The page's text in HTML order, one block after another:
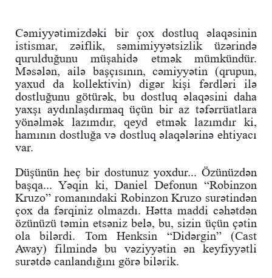
Cəmiyyətimizdəki bir çox dostluq əlaqəsinin
istismar, zəiflik, səmimiyyətsizlik üzərində
qurulduğunu müşahidə etmək mümkündür.
Məsələn, ailə başçısının, cəmiyyətin (qrupun,
yaxud da kollektivin) digər kişi fərdləri ilə
dostluğunu götürək, bu dostluq əlaqəsini daha
yaxşı aydınlaşdırmaq üçün bir az təfərrüatlara
yönəlmək lazımdır, qeyd etmək lazımdır ki,
hamının dostluğa və dostluq əlaqələrinə ehtiyacı
var.
Düşünün heç bir dostunuz yoxdur... Özünüzdən
başqa... Yəqin ki, Daniel Defonun “Robinzon
Kruzo” romanındaki Robinzon Kruzo surətindən
çox da fərqiniz olmazdı. Hətta maddi cəhətdən
özünüzü təmin etsəniz belə, bu, sizin üçün çətin
ola bilərdi. Tom Henksin “Didərgin” (Cast
Away) filmində bu vəziyyətin ən keyfiyyətli
surətdə canlandığını görə bilərik.